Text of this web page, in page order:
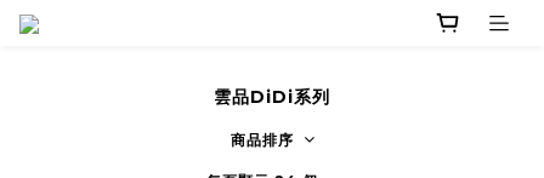
雲品DiDi系列
商品排序